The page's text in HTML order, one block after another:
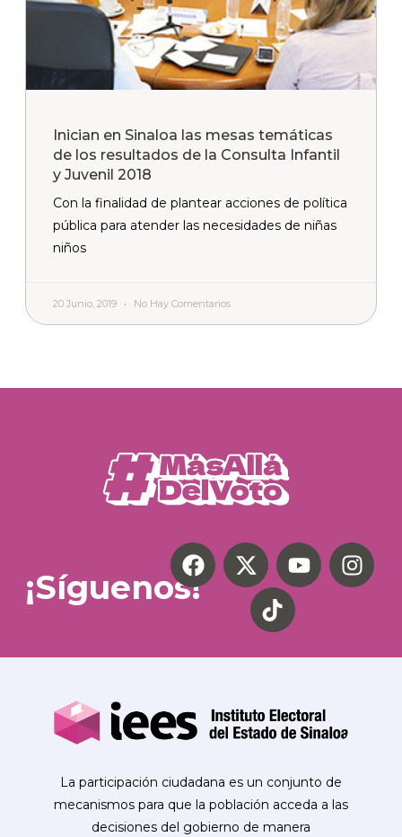
Inician en Sinaloa las mesas temáticas
de los resultados de la Consulta Infantil
y Juvenil 2018
Con la finalidad de plantear acciones de política
pública para atender las necesidades de niñas
niños
20 Junio, 2019 No Hay Comentarios
¡Síguenos!
La participación ciudadana es un conjunto de
mecanismos para que la población acceda a las
decisiones del gobierno de manera